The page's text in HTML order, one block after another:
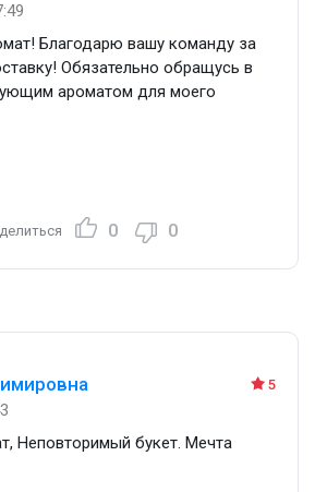
Благодарю вашу команду за
Обязательно обращусь в
ароматом для моего
0 0
5
Неповторимый букет. Мечта